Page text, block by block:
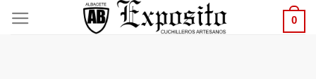
Saltar
0